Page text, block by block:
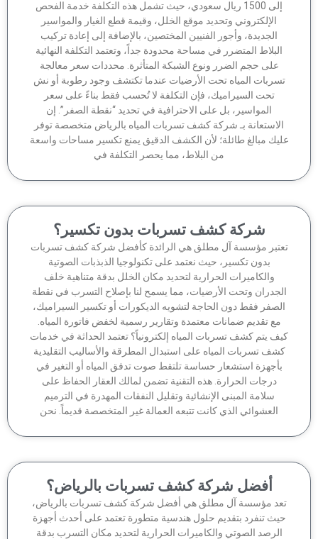
إلى 1500 ريال سعودي، حيث تشمل هذه التكلفة خدمة الفحص
الإلكتروني وتحديد موقع الخلل، وقيمة قطع الغيار والمواسير
الجديدة، وأجور الفنيين المختصين، بالإضافة إلى إعادة تركيب
البلاط المتضرر في مساحة محدودة جداً، وتعتمد التكلفة النهائية
على حجم الضرر ونوع الشبكة المتأثرة. محددات سعر معالجة
المياه تحت الأرضيات عندما تكتشف وجود رطوبة أو نش
تحت السيراميك، فإن التكلفة لا تُحسب فقط بناءً على سعر
المواسير، بل على الاحترافية في تحديد “نقطة الصفر”. إن
بـ شركة كشف تسربات المياه بالرياض متخصصة توفر
مبالغ طائلة؛ لأن الكشف الدقيق يمنع تكسير مساحات واسعة
من البلاط، مما يحصر التكلفة في
شركة كشف تسربات بدون تكسير؟
مؤسسة آل مطلق هي الرائدة كأفضل شركة كشف تسربات
بدون تكسير، حيث نعتمد على تكنولوجيا الذبذبات الصوتية
والكاميرات الحرارية لتحديد مكان الخلل بدقة متناهية خلف
وتحت الأرضيات، مما يسمح لنا بإصلاح التسرب في نقطة
فقط دون الحاجة لتشويه الديكورات أو تكسير السيراميك،
مع تقديم ضمانات معتمدة وتقارير رسمية لخفض فاتورة المياه.
يتم كشف تسربات المياه إلكترونياً؟ تعتمد الحداثة في خدمات
تسربات المياه على استبدال المطرقة والأساليب التقليدية
بأجهزة استشعار حساسة تلتقط صوت تدفق المياه أو التغير في
درجات الحرارة. هذه التقنية تضمن لمالك العقار الحفاظ على
سلامة المبنى الإنشائية وتقليل النفقات المهدرة في الترميم
العشوائي الذي كانت تتبعه العمالة غير المتخصصة قديماً. نحن
أفضل شركة كشف تسربات بالرياض؟
مؤسسة آل مطلق هي أفضل شركة كشف تسربات بالرياض،
تنفرد بتقديم حلول هندسية متطورة تعتمد على أحدث أجهزة
الرصد الصوتي والكاميرات الحرارية لتحديد مكان التسرب بدقة